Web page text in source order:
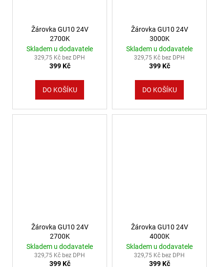
Žárovka GU10 24V
2700K
Skladem u dodavatele
329,75 Kč bez DPH
399 Kč
DO KOŠÍKU
Žárovka GU10 24V
3000K
Skladem u dodavatele
329,75 Kč bez DPH
399 Kč
DO KOŠÍKU
Žárovka GU10 24V
2700K
Skladem u dodavatele
329,75 Kč bez DPH
399 Kč
Žárovka GU10 24V
4000K
Skladem u dodavatele
329,75 Kč bez DPH
399 Kč